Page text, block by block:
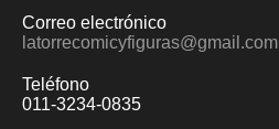
Correo electrónico
latorrecomicyfiguras@gmail.com
Teléfono
011-3234-0835